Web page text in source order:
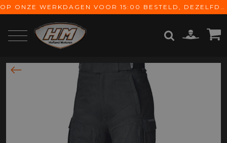
OP ONZE WERKDAGEN VOOR 15:00 BESTELD, DEZELFDE DAG VERZONDEN! GRATIS VERZENDING VANAF € 65,-